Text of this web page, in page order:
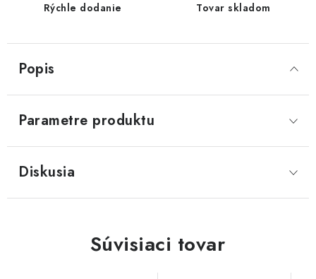
Rýchle dodanie Tovar skladom
Popis
Parametre produktu
Diskusia
Súvisiaci tovar